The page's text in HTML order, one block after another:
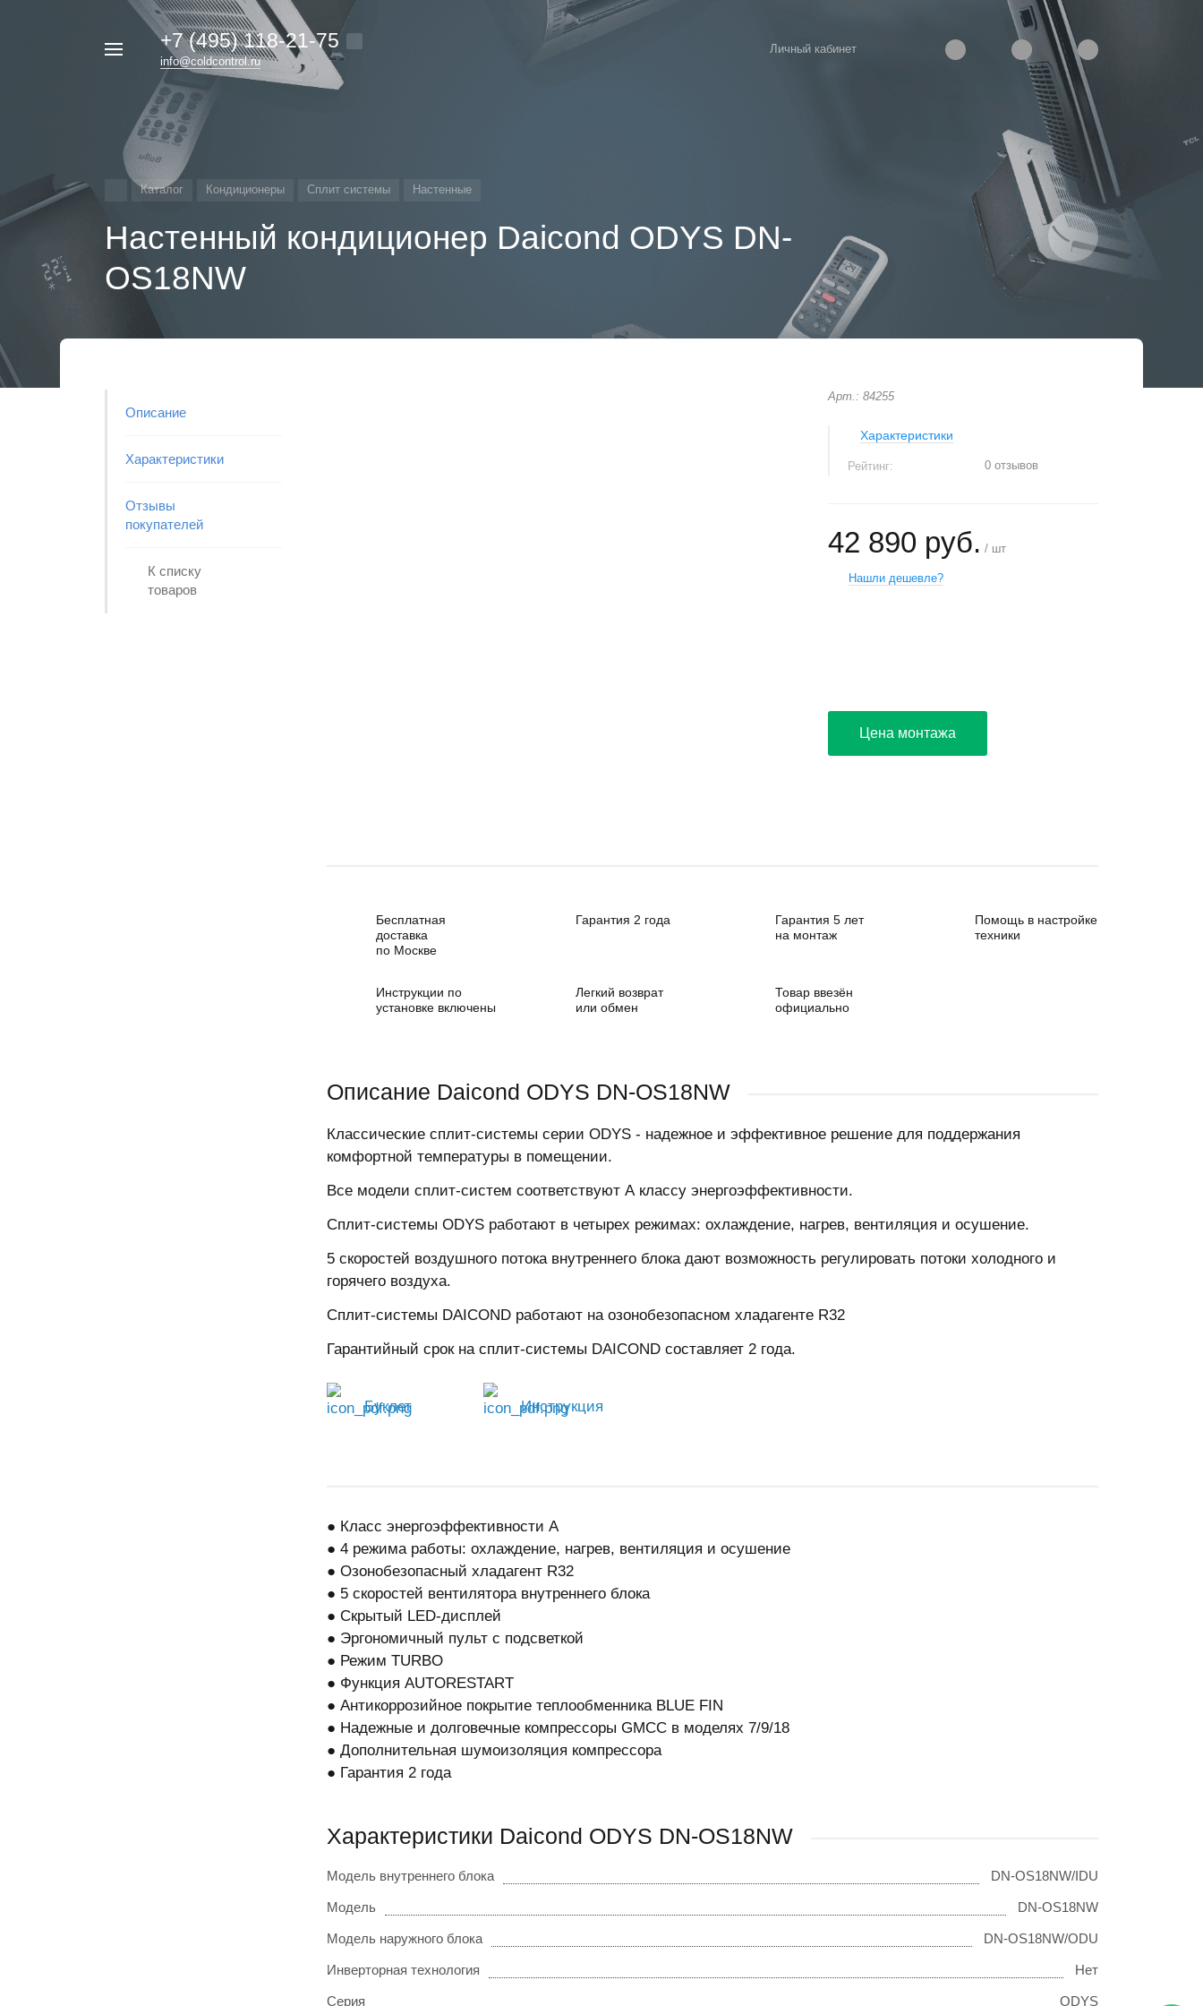
+7 (495) 118-21-75
info@coldcontrol.ru
Личный кабинет
Каталог Кондиционеры Сплит системы Настенные
Настенный кондиционер Daicond ODYS DN-
OS18NW
Описание
Характеристики
Отзывы
покупателей
К списку
товаров
Арт.: 84255
Характеристики
Рейтинг: 0 отзывов
42 890 руб. / шт
Нашли дешевле?
Цена монтажа
Бесплатная
доставка
по Москве
Гарантия 2 года
Гарантия 5 лет
на монтаж
Помощь в настройке
техники
Инструкции по
установке включены
Легкий возврат
или обмен
Товар ввезён
официально
Описание Daicond ODYS DN-OS18NW
Классические сплит-системы серии ODYS - надежное и эффективное решение для поддержания
комфортной температуры в помещении.
Все модели сплит-систем соответствуют А классу энергоэффективности.
Сплит-системы ODYS работают в четырех режимах: охлаждение, нагрев, вентиляция и осушение.
5 скоростей воздушного потока внутреннего блока дают возможность регулировать потоки холодного и
горячего воздуха.
Сплит-системы DAICOND работают на озонобезопасном хладагенте R32
Гарантийный срок на сплит-системы DAICOND составляет 2 года.
Буклет Инструкция
● Класс энергоэффективности A
● 4 режима работы: охлаждение, нагрев, вентиляция и осушение
● Озонобезопасный хладагент R32
● 5 скоростей вентилятора внутреннего блока
● Скрытый LED-дисплей
● Эргономичный пульт с подсветкой
● Режим TURBO
● Функция AUTORESTART
● Антикоррозийное покрытие теплообменника BLUE FIN
● Надежные и долговечные компрессоры GMCC в моделях 7/9/18
● Дополнительная шумоизоляция компрессора
● Гарантия 2 года
Характеристики Daicond ODYS DN-OS18NW
Модель внутреннего блока DN-OS18NW/IDU
Модель DN-OS18NW
Модель наружного блока DN-OS18NW/ODU
Инверторная технология Нет
Серия ODYS